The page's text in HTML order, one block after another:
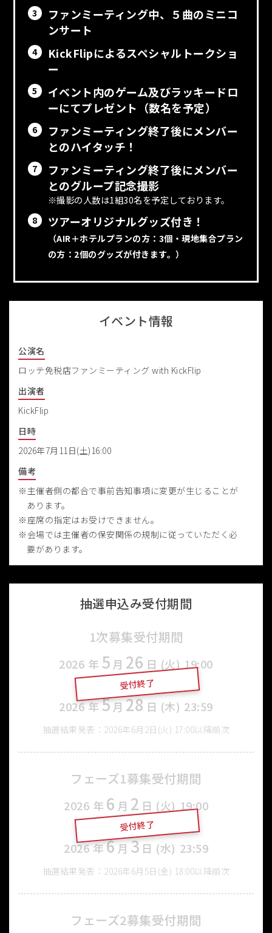
3
ファンミーティング中、５曲のミニコ
ンサート
4
KickFlipによるスペシャルトークショ
ー
5
イベント内のゲーム及びラッキードロ
ーにてプレゼント（数名を予定）
6
ファンミーティング終了後にメンバー
とのハイタッチ！
7
ファンミーティング終了後にメンバー
とのグループ記念撮影
撮影の人数は1組30名を予定しております。
8 ツアーオリジナルグッズ付き！
（AIR＋ホテルプランの方：3個・現地集合プラン
の方：2個のグッズが付きます。）
イベント情報
公演名
ロッテ免税店ファンミーティング with KickFlip
出演者
KickFlip
日時
2026年7月11日(土)16:00
備考
主催者側の都合で事前告知事項に変更が生じることが
あります。
座席の指定はお受けできません。
会場では主催者の保安関係の規制に従っていただく必
要があります。
抽選申込み受付期間
1次募集受付期間
2026 年 5 月 26 日 (火) 19:00
〜
2026 年5月 28 日 (木) 23:59
受付終了
抽選結果発表：2026年6月2日(火) 17:00以降順次
フェーズ1募集受付期間
2026 年 6 月 2 日 (火) 19:00
〜
2026 年6月 3 日 (水) 23:59
受付終了
抽選結果発表：2026年6月5日(金) 18:00以降順次
フェーズ2募集受付期間